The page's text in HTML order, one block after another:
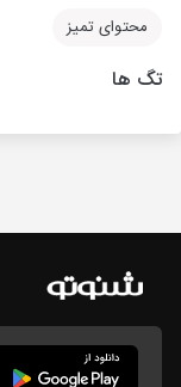
محتوای تمیز
تگ ها